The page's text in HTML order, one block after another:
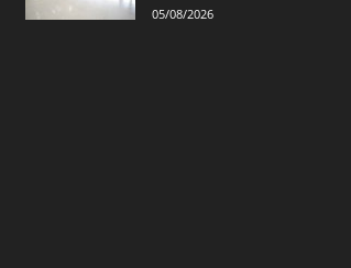
05/08/2026